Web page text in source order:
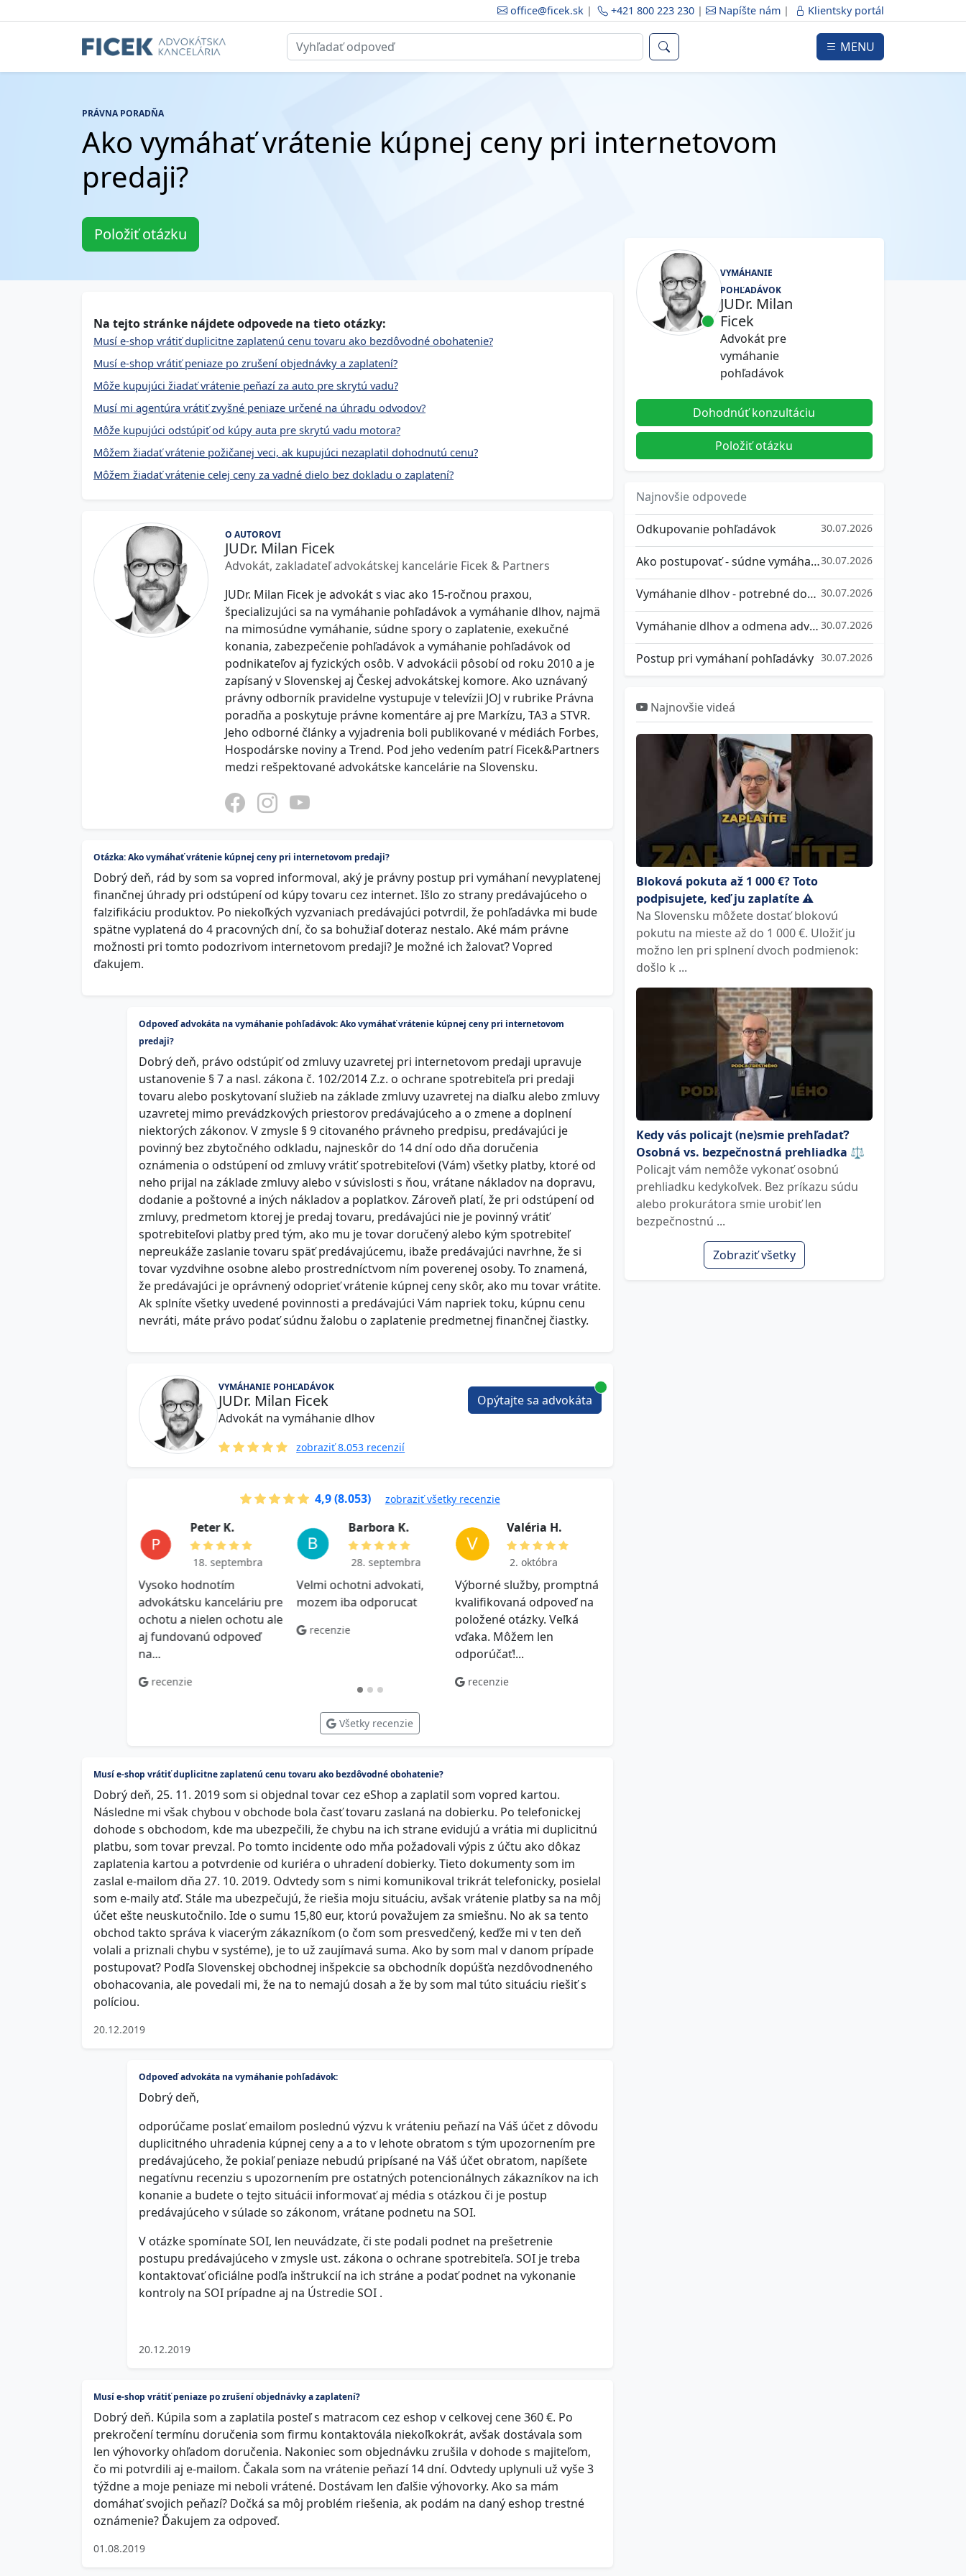
office@ficek.sk | +421 800 223 230 | Napíšte nám | Klientsky portál
MENU
PRÁVNA PORADŇA
Ako vymáhať vrátenie kúpnej ceny pri internetovom
predaji?
Položiť otázku
Na tejto stránke nájdete odpovede na tieto otázky:
Musí e‑shop vrátiť duplicitne zaplatenú cenu tovaru ako bezdôvodné obohatenie?
Musí e-shop vrátiť peniaze po zrušení objednávky a zaplatení?
Môže kupujúci žiadať vrátenie peňazí za auto pre skrytú vadu?
Musí mi agentúra vrátiť zvyšné peniaze určené na úhradu odvodov?
Môže kupujúci odstúpiť od kúpy auta pre skrytú vadu motora?
Môžem žiadať vrátenie požičanej veci, ak kupujúci nezaplatil dohodnutú cenu?
Môžem žiadať vrátenie celej ceny za vadné dielo bez dokladu o zaplatení?
O AUTOROVI
JUDr. Milan Ficek
Advokát, zakladateľ advokátskej kancelárie Ficek & Partners
JUDr. Milan Ficek je advokát s viac ako 15-ročnou praxou,
špecializujúci sa na vymáhanie pohľadávok a vymáhanie dlhov, najmä
na mimosúdne vymáhanie, súdne spory o zaplatenie, exekučné
konania, zabezpečenie pohľadávok a vymáhanie pohľadávok od
podnikateľov aj fyzických osôb. V advokácii pôsobí od roku 2010 a je
zapísaný v Slovenskej aj Českej advokátskej komore. Ako uznávaný
právny odborník pravidelne vystupuje v televízii JOJ v rubrike Právna
poradňa a poskytuje právne komentáre aj pre Markízu, TA3 a STVR.
Jeho odborné články a vyjadrenia boli publikované v médiách Forbes,
Hospodárske noviny a Trend. Pod jeho vedením patrí Ficek&Partners
medzi rešpektované advokátske kancelárie na Slovensku.
Otázka: Ako vymáhať vrátenie kúpnej ceny pri internetovom predaji?
Dobrý deň, rád by som sa vopred informoval, aký je právny postup pri vymáhaní nevyplatenej
finančnej úhrady pri odstúpení od kúpy tovaru cez internet. Išlo zo strany predávajúceho o
falzifikáciu produktov. Po niekoľkých vyzvaniach predávajúci potvrdil, že pohľadávka mi bude
spätne vyplatená do 4 pracovných dní, čo sa bohužiaľ doteraz nestalo. Aké mám právne
možnosti pri tomto podozrivom internetovom predaji? Je možné ich žalovať? Vopred
ďakujem.
Odpoveď advokáta na vymáhanie pohľadávok: Ako vymáhať vrátenie kúpnej ceny pri internetovom
predaji?
Dobrý deň, právo odstúpiť od zmluvy uzavretej pri internetovom predaji upravuje
ustanovenie § 7 a nasl. zákona č. 102/2014 Z.z. o ochrane spotrebiteľa pri predaji
tovaru alebo poskytovaní služieb na základe zmluvy uzavretej na diaľku alebo zmluvy
uzavretej mimo prevádzkových priestorov predávajúceho a o zmene a doplnení
niektorých zákonov. V zmysle § 9 citovaného právneho predpisu, predávajúci je
povinný bez zbytočného odkladu, najneskôr do 14 dní odo dňa doručenia
oznámenia o odstúpení od zmluvy vrátiť spotrebiteľovi (Vám) všetky platby, ktoré od
neho prijal na základe zmluvy alebo v súvislosti s ňou, vrátane nákladov na dopravu,
dodanie a poštovné a iných nákladov a poplatkov. Zároveň platí, že pri odstúpení od
zmluvy, predmetom ktorej je predaj tovaru, predávajúci nie je povinný vrátiť
spotrebiteľovi platby pred tým, ako mu je tovar doručený alebo kým spotrebiteľ
nepreukáže zaslanie tovaru späť predávajúcemu, ibaže predávajúci navrhne, že si
tovar vyzdvihne osobne alebo prostredníctvom ním poverenej osoby. To znamená,
že predávajúci je oprávnený odoprieť vrátenie kúpnej ceny skôr, ako mu tovar vrátite.
Ak splníte všetky uvedené povinnosti a predávajúci Vám napriek toku, kúpnu cenu
nevráti, máte právo podať súdnu žalobu o zaplatenie predmetnej finančnej čiastky.
VYMÁHANIE POHĽADÁVOK
JUDr. Milan Ficek
Advokát na vymáhanie dlhov
zobraziť 8.053 recenzií
Opýtajte sa advokáta
4,9 (8.053) zobraziť všetky recenzie
P e t e r K.
18. septembra
Vysoko hodnotím
advokátsku kanceláriu pre
ochotu a nielen ochotu ale
aj fundovanú odpoveď
na...
recenzie
B a r b o r a K .
28. septembra
Velmi ochotni advokati,
mozem iba odporucat
recenzie
V a l ér i a H .
2. októbra
Výborné služby, promptná
kvalifikovaná odpoveď na
položené otázky. Veľká
vďaka. Môžem len
odporúčať!...
recenzie
Všetky recenzie
Musí e‑shop vrátiť duplicitne zaplatenú cenu tovaru ako bezdôvodné obohatenie?
Dobrý deň, 25. 11. 2019 som si objednal tovar cez eShop a zaplatil som vopred kartou.
Následne mi však chybou v obchode bola časť tovaru zaslaná na dobierku. Po telefonickej
dohode s obchodom, kde ma ubezpečili, že chybu na ich strane evidujú a vrátia mi duplicitnú
platbu, som tovar prevzal. Po tomto incidente odo mňa požadovali výpis z účtu ako dôkaz
zaplatenia kartou a potvrdenie od kuriéra o uhradení dobierky. Tieto dokumenty som im
zaslal e-mailom dňa 27. 10. 2019. Odvtedy som s nimi komunikoval trikrát telefonicky, posielal
som e-maily atď. Stále ma ubezpečujú, že riešia moju situáciu, avšak vrátenie platby sa na môj
účet ešte neuskutočnilo. Ide o sumu 15,80 eur, ktorú považujem za smiešnu. No ak sa tento
obchod takto správa k viacerým zákazníkom (o čom som presvedčený, keďže mi v ten deň
volali a priznali chybu v systéme), je to už zaujímavá suma. Ako by som mal v danom prípade
postupovať? Podľa Slovenskej obchodnej inšpekcie sa obchodník dopúšťa nezdôvodneného
obohacovania, ale povedali mi, že na to nemajú dosah a že by som mal túto situáciu riešiť s
políciou.
20.12.2019
Odpoveď advokáta na vymáhanie pohľadávok:
Dobrý deň,
odporúčame poslať emailom poslednú výzvu k vráteniu peňazí na Váš účet z dôvodu
duplicitného uhradenia kúpnej ceny a a to v lehote obratom s tým upozornením pre
predávajúceho, že pokiaľ peniaze nebudú pripísané na Váš účet obratom, napíšete
negatívnu recenziu s upozornením pre ostatných potencionálnych zákazníkov na ich
konanie a budete o tejto situácii informovať aj média s otázkou či je postup
predávajúceho v súlade so zákonom, vrátane podnetu na SOI.
V otázke spomínate SOI, len neuvádzate, či ste podali podnet na prešetrenie
postupu predávajúceho v zmysle ust. zákona o ochrane spotrebiteľa. SOI je treba
kontaktovať oficiálne podľa inštrukcií na ich stráne a podať podnet na vykonanie
kontroly na SOI prípadne aj na Ústredie SOI .
20.12.2019
Musí e-shop vrátiť peniaze po zrušení objednávky a zaplatení?
Dobrý deň. Kúpila som a zaplatila posteľ s matracom cez eshop v celkovej cene 360 €. Po
prekročení termínu doručenia som firmu kontaktovála niekoľkokrát, avšak dostávala som
len výhovorky ohľadom doručenia. Nakoniec som objednávku zrušila v dohode s majiteľom,
čo mi potvrdili aj e-mailom. Čakala som na vrátenie peňazí 14 dní. Odvtedy uplynuli už vyše 3
týždne a moje peniaze mi neboli vrátené. Dostávam len ďalšie výhovorky. Ako sa mám
domáhať svojich peňazí? Dočká sa môj problém riešenia, ak podám na daný eshop trestné
oznámenie? Ďakujem za odpoveď.
01.08.2019
VYMÁHANIE
POHĽADÁVOK
JUDr. Milan
Ficek
Advokát pre
vymáhanie
pohľadávok
Dohodnúť konzultáciu
Položiť otázku
Najnovšie odpovede
Odkupovanie pohľadávok 30.07.2026
Ako postupovať - súdne vymáhanie pohľadávok30.07.2026
Vymáhanie dlhov - potrebné doklady 30.07.2026
Vymáhanie dlhov a odmena advokáta 30.07.2026
Postup pri vymáhaní pohľadávky 30.07.2026
Najnovšie videá
Bloková pokuta až 1 000 €? Toto
podpisujete, keď ju zaplatíte ⚠️
Na Slovensku môžete dostať blokovú
pokutu na mieste až do 1 000 €. Uložiť ju
možno len pri splnení dvoch podmienok:
došlo k ...
Kedy vás policajt (ne)smie prehľadať?
Osobná vs. bezpečnostná prehliadka ⚖️
Policajt vám nemôže vykonať osobnú
prehliadku kedykoľvek. Bez príkazu súdu
alebo prokurátora smie urobiť len
bezpečnostnú ...
Zobraziť všetky